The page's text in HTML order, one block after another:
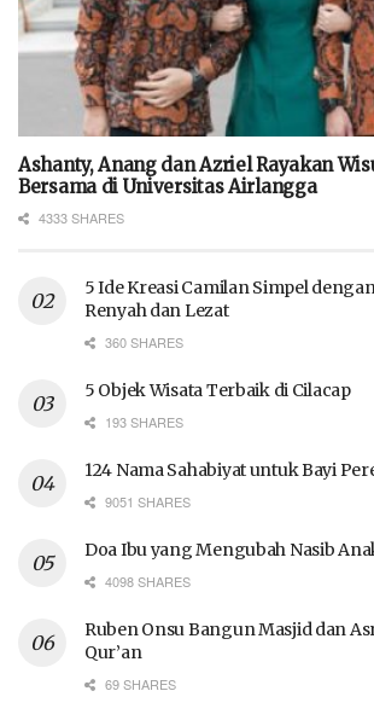
Ashanty, Anang dan Azriel Rayakan
Bersama di Universitas Airlangga
4333 SHARES
5 Ide Kreasi Camilan Simpel
Renyah dan Lezat
360 SHARES
5 Objek Wisata Terbaik di Cilacap
193 SHARES
124 Nama Sahabiyat untuk Bayi
9051 SHARES
Doa Ibu yang Mengubah Nasib
4098 SHARES
Ruben Onsu Bangun Masjid dan
Qur’an
69 SHARES